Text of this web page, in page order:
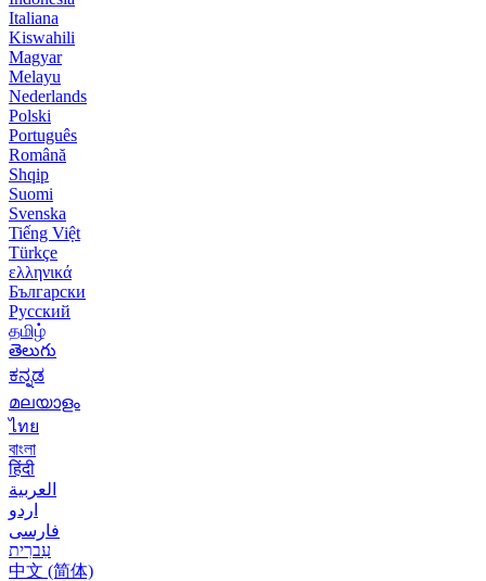
Italiana
Kiswahili
Magyar
Melayu
Nederlands
Polski
Português
Română
Shqip
Suomi
Svenska
Tiếng Việt
Türkçe
ελληνικά
Български
Русский
தமிழ்
తెలుగు
ಕನ್ನಡ
മലയാളം
ไทย
বাংলা
हिंदी
العربية
اردو
فارسی
עִברִית
中文 (简体)